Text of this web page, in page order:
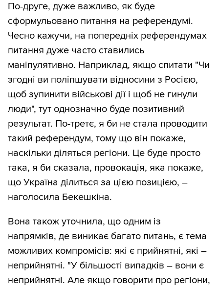
По-друге, дуже важливо, як буде
сформульовано питання на референдумі.
Чесно кажучи, на попередніх референдумах
питання дуже часто ставились
маніпулятивно. Наприклад, якщо спитати "Чи
згодні ви поліпшувати відносини з Росією,
щоб зупинити військові дії і щоб не гинули
люди", тут однозначно буде позитивний
результат. По-третє, я би не стала проводити
такий референдум, тому що він покаже,
наскільки діляться регіони. Це буде просто
така, я би сказала, провокація, яка покаже,
що Україна ділиться за цією позицією, –
наголосила Бекешкіна.
Вона також уточнила, що одним із
напрямків, де виникає багато питань, є тема
можливих компромісів: які є прийнятні, які –
неприйнятні. "У більшості випадків – вони є
неприйнятні. Але якщо говорити про регіони,